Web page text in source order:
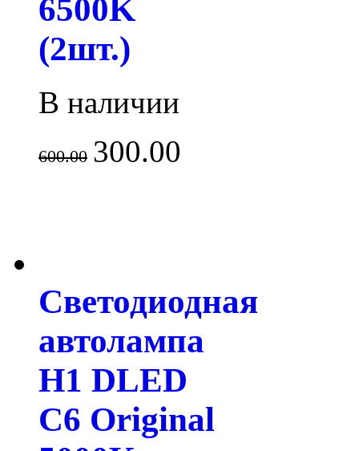
6500K
(2шт.)
В наличии
600.00 300.00
Светодиодная
автолампа
H1 DLED
C6 Original